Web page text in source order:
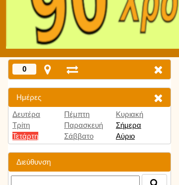
0
Ημέρες
Δευτέρα
Τρίτη
Τετάρτη
Πέμπτη
Παρασκευή
Σάββατο
Κυριακή
Σήμερα
Αύριο
Διεύθυνση